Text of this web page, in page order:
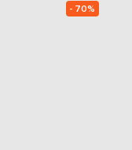
- 70%